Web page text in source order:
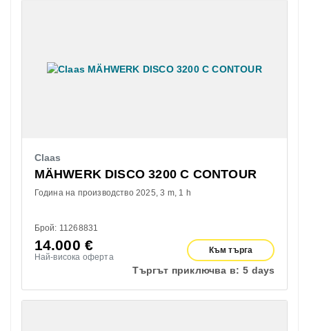
Claas
MÄHWERK DISCO 3200 C CONTOUR
Година на производство 2025 3 m 1 h
Брой: 11268831
14.000 €
Най-висока оферта
Към търга
Търгът приключва в: 5 days